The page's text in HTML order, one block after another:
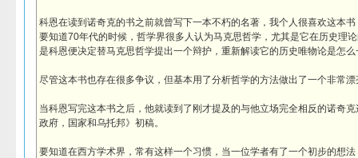
科恩在读到诺奇克的书之前就曾写下一本不朽的名著，我个人很喜欢这本
要知道70年代的时候，哲学界很多人认为马克思哲学，尤其是它在历史理
是科恩便决定替马克思哲学提出一个辩护，重新解读它的历史唯物论是怎么
尽管这本书也存在很多争议，但基本用了分析哲学的方法做出了一个非常
当科恩写完这本书之后，他就读到了刚才提及的与他立场完全相反的诺奇
政府，国家和乌托邦》初稿。
要知道在西方学术界，常有这样一个习惯，当一位学者有了一个初步的想